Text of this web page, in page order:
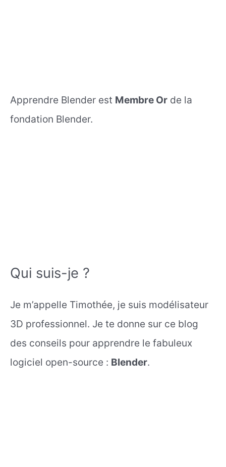
Apprendre Blender est Membre Or de la
fondation Blender.
Qui suis-je ?
Je m’appelle Timothée, je suis modélisateur
3D professionnel. Je te donne sur ce blog
des conseils pour apprendre le fabuleux
logiciel open-source : Blender.